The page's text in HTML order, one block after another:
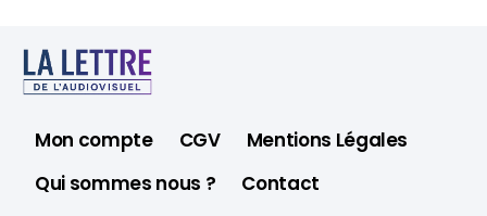
Mon compte CGV
Mentions Légales
Qui sommes nous ?
Contact